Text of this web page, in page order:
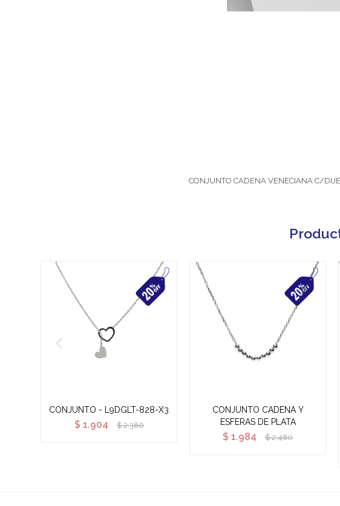
CONJUNTO CADENA VENECIANA C/
CONJUNTO - L9DGLT-828-X3
$ 1.904 $ 2.380
CONJUNTO CADENA Y
ESFERAS DE PLATA
$ 1.984 $ 2.480